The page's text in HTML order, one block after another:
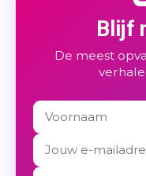
Blijf
De meest